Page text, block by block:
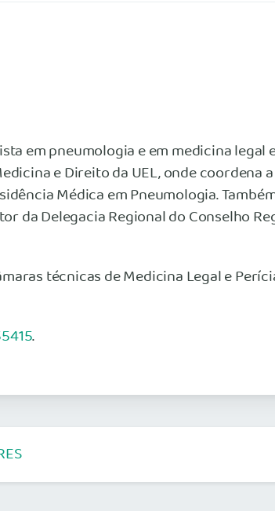
em pneumologia e em medicina
e Direito da UEL, onde coordena
Médica em Pneumologia.
da Delegacia Regional do Conselho
técnicas de Medicina Legal e
.